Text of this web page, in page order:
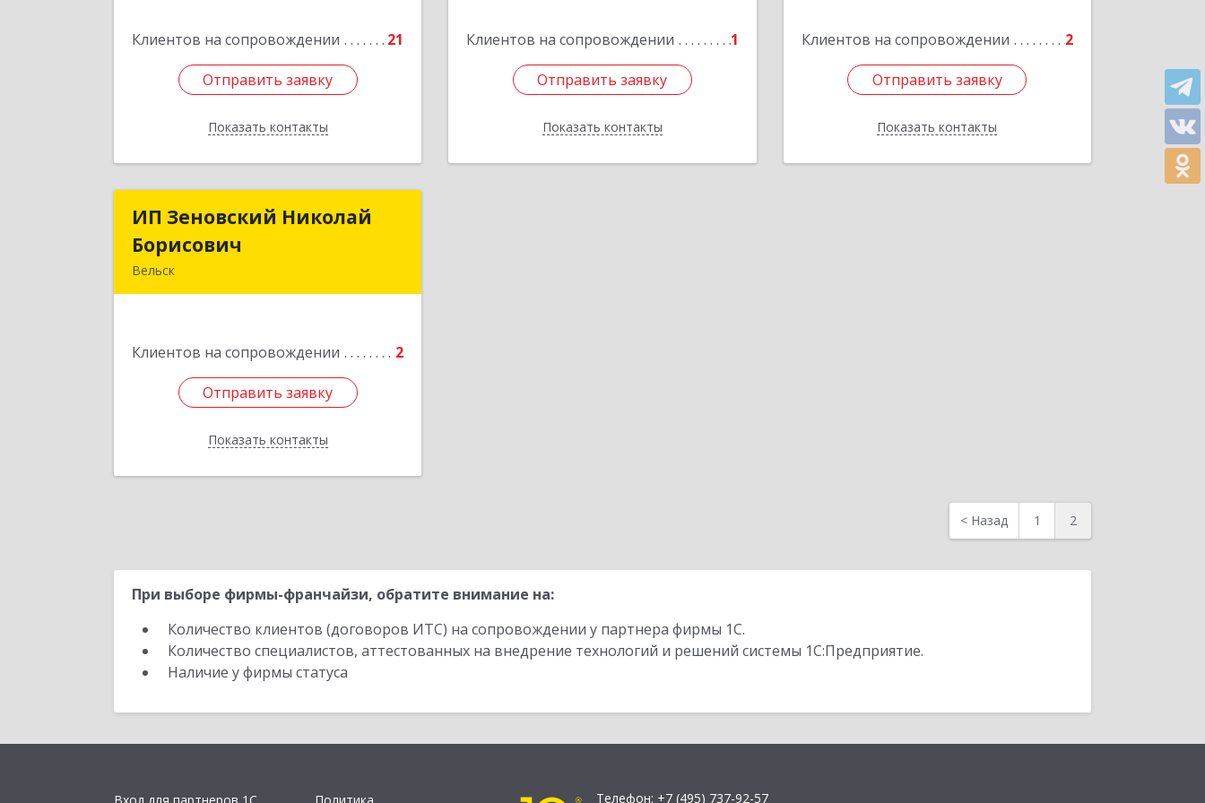
Клиентов на сопровождении 21
Отправить заявку
Показать контакты
Подробнее
Отправить заявку
Назад
Клиентов на сопровождении 1
Отправить заявку
Показать контакты
Отправить заявку
Назад
Клиентов на сопровождении 2
Отправить заявку
Показать контакты
Отправить заявку
Назад
ИП Зеновский Николай
Борисович
Вельск
Клиентов на сопровождении 2
Отправить заявку
Показать контакты
ИП Зеновский Николай
Подробнее
< Назад 1 2
При выборе фирмы-франчайзи, обратите внимание на:
Количество клиентов (договоров ИТС) на сопровождении у партнера фирмы 1С.
Количество специалистов, аттестованных на внедрение технологий и решений системы 1С:Предприятие.
Наличие у фирмы статуса
Телефон: +7 (495) 737-92-57